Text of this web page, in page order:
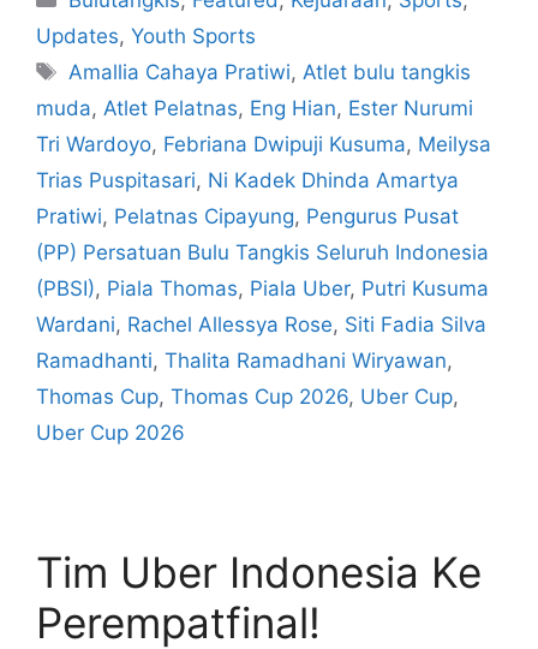
Updates, Youth Sports
Amallia Cahaya Pratiwi, Atlet bulu tangkis
muda, Atlet Pelatnas, Eng Hian, Ester Nurumi
Tri Wardoyo, Febriana Dwipuji Kusuma, Meilysa
Trias Puspitasari, Ni Kadek Dhinda Amartya
Pratiwi, Pelatnas Cipayung, Pengurus Pusat
(PP) Persatuan Bulu Tangkis Seluruh Indonesia
(PBSI), Piala Thomas, Piala Uber, Putri Kusuma
Wardani, Rachel Allessya Rose, Siti Fadia Silva
Ramadhanti, Thalita Ramadhani Wiryawan,
Thomas Cup, Thomas Cup 2026, Uber Cup,
Uber Cup 2026
Tim Uber Indonesia Ke
Perempatfinal!